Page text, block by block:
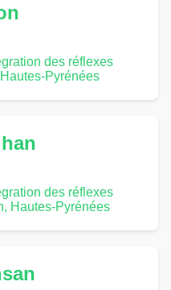
des réflexes
Pyrénées
des réflexes
Hautes-Pyrénées